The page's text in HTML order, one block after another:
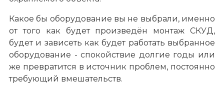
Какое бы оборудование вы не выбрали, именно
от того как будет произведён монтаж СКУД,
будет и зависеть как будет работать выбранное
оборудование - спокойствие долгие годы или
же превратится в источник проблем, постоянно
требующий вмешательств.